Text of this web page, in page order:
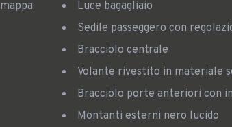
Luce bagagliaio
Sedile passeggero con
Bracciolo centrale
Volante rivestito in materiale
Bracciolo porte anteriori con
Montanti esterni nero lucido